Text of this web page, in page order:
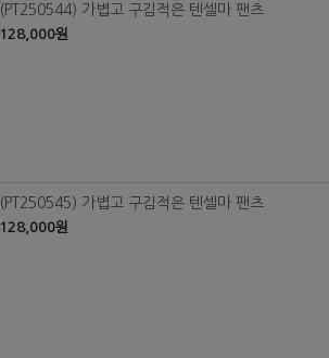
(PT250544) 가볍고 구김적은 텐셀마 팬츠
128,000원
(PT250545) 가볍고 구김적은 텐셀마 팬츠
128,000원